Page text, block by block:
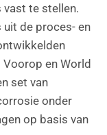
vast te stellen.
de proces- en
en World
set van
onder
op basis van